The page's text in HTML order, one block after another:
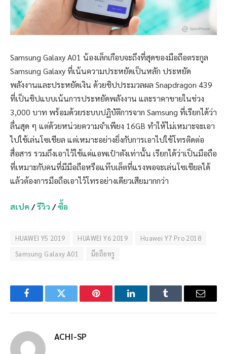
Samsung Galaxy A01 น้องเล็กเกือบจะถึงที่สุดของมือถือตระกูล
Samsung Galaxy ที่เน้นความประหยัดเป็นหลัก ประหยัด
พลังงานและประหยัดเงิน ด้วยชิปประมวลผล Snapdragon 439
ที่เป็นชิปแบบเน้นการประหยัดพลังงาน และราคาขายในช่วง
3,000 บาท พร้อมด้วยระบบปฏิบัติการจาก Samsung ที่เรียกได้ว่า
ลื่นสุด ๆ แต่ด้วยหน่วยความจำเพียง 16GB ทำให้ไม่เหมาะจะเอา
ไปใช้เล่นโซเชียล แต่เหมาะอย่างยิ่งกับการเอาไปใช้โทรติดต่อ
สื่อสาร รวมถึงเอาไว้ใช้แค่แอพเป๋าตังเท่านั้น เรียกได้ว่าเป็นมือถือ
ที่เหมาะกับคนที่มีมือถือหรือแท๊บเล็ตที่แรงพอจะเล่นโซเชียลได้
แล้วต้องการมือถือเอาไว้โทรอย่างเดียวเสียมากกว่า
สเปค /รีวิว /ซื้อ
HUAWEI Y5 2019 HUAWEI Y6 2019
Huawei Y7 Pro 2018
Samsung Galaxy A01
มือถือทรู
FacebookTwitter Pinterest LinkedInTumblr Email
ACHI-SP